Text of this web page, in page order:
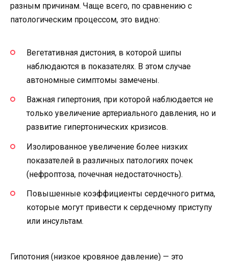
разным причинам. Чаще всего, по сравнению с
патологическим процессом, это видно:
Вегетативная дистония, в которой шипы
наблюдаются в показателях. В этом случае
автономные симптомы замечены.
Важная гипертония, при которой наблюдается не
только увеличение артериального давления, но и
развитие гипертонических кризисов.
Изолированное увеличение более низких
показателей в различных патологиях почек
(нефроптоза, почечная недостаточность).
Повышенные коэффициенты сердечного ритма,
которые могут привести к сердечному приступу
или инсультам.
Гипотония (низкое кровяное давление) — это